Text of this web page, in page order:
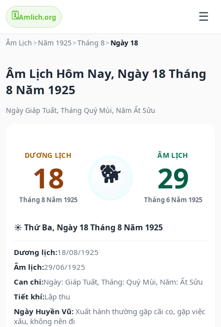
🗓️Amlich.org
Âm Lịch > Năm 1925 >Tháng 8> Ngày 18
Âm Lịch Hôm Nay, Ngày 18 Tháng
8 Năm 1925
Ngày Giáp Tuất, Tháng Quý Mùi, Năm Ất Sửu
DƯƠNG LỊCH
18
Tháng 8 Năm 1925
🐕
ÂM LỊCH
29
Tháng 6 Năm 1925
☀️ Thứ Ba, Ngày 18 Tháng 8 Năm 1925
Dương lịch:18/08/1925
Âm lịch:29/06/1925
Can chi:Ngày: Giáp Tuất, Tháng: Quý Mùi, Năm: Ất Sửu
Tiết khí:Lập thu
Ngày Huyền Vũ: Xuất hành thường gặp cãi cọ, gặp việc
xấu, không nên đi